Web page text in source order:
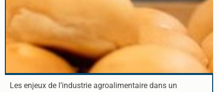
Les enjeux de l’industrie agroalimentaire dans un